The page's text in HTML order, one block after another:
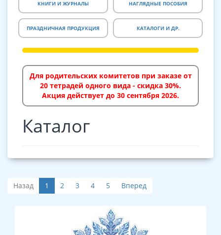
КНИГИ И ЖУРНАЛЫ НАГЛЯДНЫЕ ПОСОБИЯ
ПРАЗДНИЧНАЯ ПРОДУКЦИЯ КАТАЛОГИ И ДР.
Для родительских комитетов при заказе от
20 тетрадей одного вида - скидка 30%.
Акция действует до 30 сентября 2026.
Каталог
Назад 1 2 3 4 5 Вперед